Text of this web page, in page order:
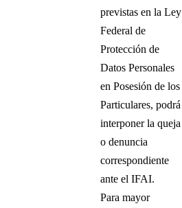
previstas en la Ley
Federal de
Protección de
Datos Personales
en Posesión de los
Particulares, podrá
interponer la queja
o denuncia
correspondiente
ante el IFAI.
Para mayor